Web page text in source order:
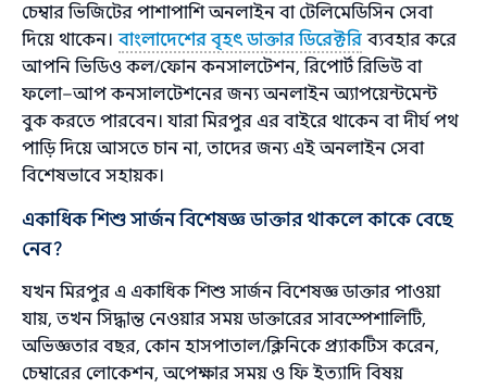
চেম্বার ভিজিটের পাশাপাশি অনলাইন বা টেলিমেডিসিন সেবা
দিয়ে থাকেন।বাংলাদেশের বৃহৎ ডাক্তার ডিরেক্টরি ব্যবহার করে
আপনি ভিডিও কল/ফোন কনসালটেশন, রিপোর্ট রিভিউ বা
ফলো–আপ কনসালটেশনের জন্য অনলাইন অ্যাপয়েন্টমেন্ট
বুক করতে পারবেন। যারা মিরপুর এর বাইরে থাকেন বা দীর্ঘ পথ
পাড়ি দিয়ে আসতে চান না, তাদের জন্য এই অনলাইন সেবা
বিশেষভাবে সহায়ক।
একাধিক শিশু সার্জন বিশেষজ্ঞ ডাক্তার থাকলে কাকে বেছে
নেব?
যখন মিরপুর এ একাধিক শিশু সার্জন বিশেষজ্ঞ ডাক্তার পাওয়া
যায়, তখন সিদ্ধান্ত নেওয়ার সময় ডাক্তারের সাবস্পেশালিটি,
অভিজ্ঞতার বছর, কোন হাসপাতাল/ক্লিনিকে প্র্যাকটিস করেন,
চেম্বারের লোকেশন, অপেক্ষার সময় ও ফি ইত্যাদি বিষয়